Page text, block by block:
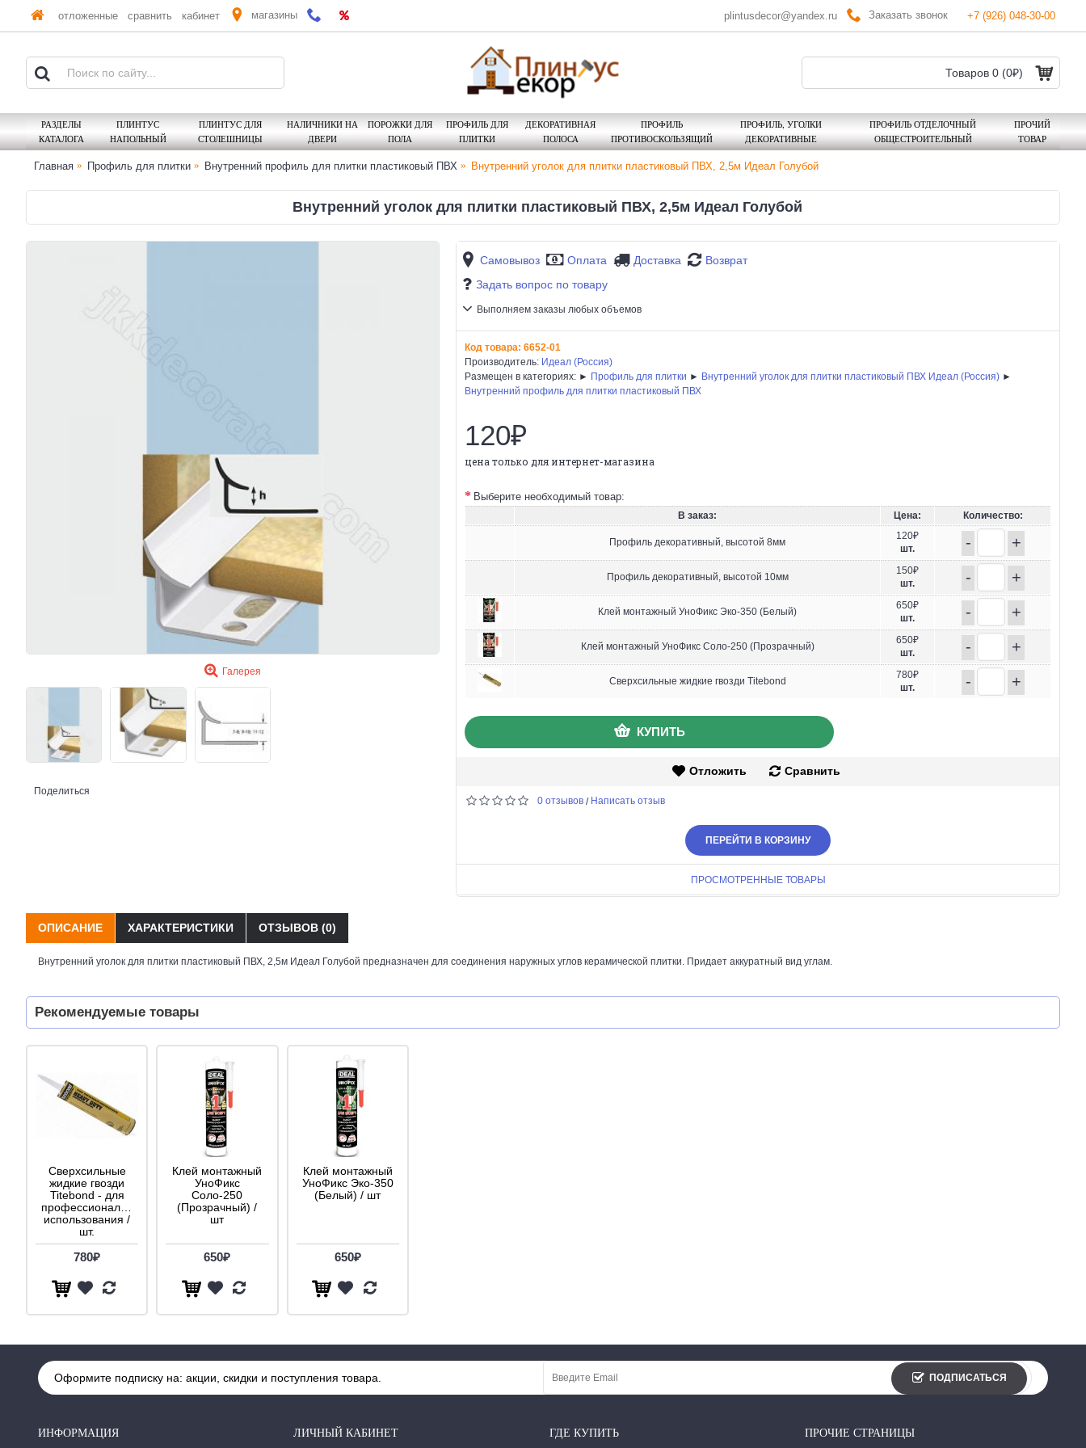
отложенные сравнить кабинет магазины plintusdecor@yandex.ru Заказать звонок +7 (926) 048-30-00
Товаров 0 (0₽)
РАЗДЕЛЫ
КАТАЛОГА
ПЛИНТУС
НАПОЛЬНЫЙ
ПЛИНТУС ДЛЯ
СТОЛЕШНИЦЫ
НАЛИЧНИКИ НА
ДВЕРИ
ПОРОЖКИ ДЛЯ
ПОЛА
ПРОФИЛЬ ДЛЯ
ПЛИТКИ
ДЕКОРАТИВНАЯ
ПОЛОСА
ПРОФИЛЬ
ПРОТИВОСКОЛЬЗЯЩИЙ
ПРОФИЛЬ, УГОЛКИ
ДЕКОРАТИВНЫЕ
ПРОФИЛЬ ОТДЕЛОЧНЫЙ
ОБЩЕСТРОИТЕЛЬНЫЙ
ПРОЧИЙ
ТОВАР
Главная Профиль для плитки Внутренний профиль для плитки пластиковый ПВХ Внутренний уголок для плитки пластиковый ПВХ, 2,5м Идеал Голубой
Внутренний уголок для плитки пластиковый ПВХ, 2,5м Идеал Голубой
Галерея
Поделиться
Самовывоз Оплата Доставка
Возврат
Задать вопрос по товару
Выполняем заказы любых объемов
Код товара: 6652-01
Производитель: Идеал (Россия)
Размещен в категориях: ► Профиль для плитки ► Внутренний уголок для плитки пластиковый ПВХ Идеал (Россия) ►
Внутренний профиль для плитки пластиковый ПВХ
120₽
цена только для интернет-магазина
Выберите необходимый товар:
В заказ: Цена: Количество:
Профиль декоративный, высотой 8мм
120₽
шт.
- +
Профиль декоративный, высотой 10мм
150₽
шт.
- +
Клей монтажный УноФикс Эко-350 (Белый)
650₽
шт.
- +
Клей монтажный УноФикс Соло-250 (Прозрачный)
650₽
шт.
- +
Сверхсильные жидкие гвозди Titebond
780₽
шт.
- +
КУПИТЬ
Отложить Сравнить
0 отзывов / Написать отзыв
ПЕРЕЙТИ В КОРЗИНУ
ПРОСМОТРЕННЫЕ ТОВАРЫ
ОПИСАНИЕ ХАРАКТЕРИСТИКИ ОТЗЫВОВ (0)
Внутренний уголок для плитки пластиковый ПВХ, 2,5м Идеал Голубой предназначен для соединения наружных углов керамической плитки. Придает аккуратный вид углам.
Рекомендуемые товары
Сверхсильные
жидкие гвозди
Titebond - для
профессионального
использования /
шт.
780₽
Клей монтажный
УноФикс
Соло-250
(Прозрачный) /
шт
650₽
Клей монтажный
УноФикс Эко-350
(Белый) / шт
650₽
Оформите подписку на: акции, скидки и поступления товара. ПОДПИСАТЬСЯ
ИНФОРМАЦИЯ ЛИЧНЫЙ КАБИНЕТ ГДЕ КУПИТЬ ПРОЧИЕ СТРАНИЦЫ